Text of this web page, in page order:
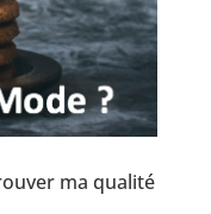
ma qualité